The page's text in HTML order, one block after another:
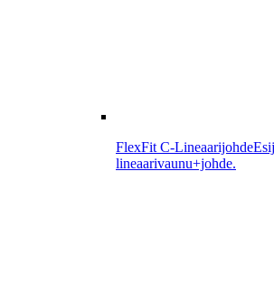
FlexFit C-Lineaarijohde
lineaarivaunu+johde.